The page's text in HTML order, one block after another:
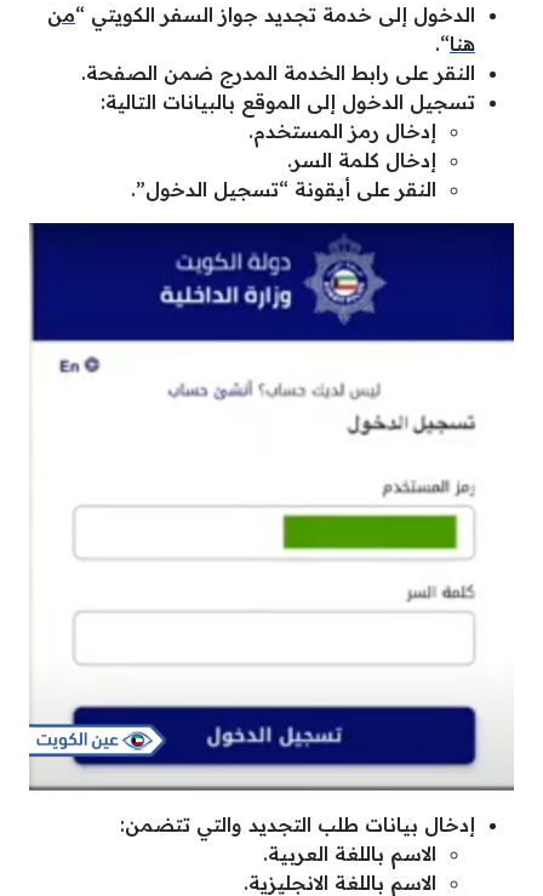
الدخول إلى خدمة تجديد جواز السفر الكويتي “من
هنا“.
النقر على رابط الخدمة المدرج ضمن الصفحة.
تسجيل الدخول إلى الموقع بالبيانات التالية:
إدخال رمز المستخدم.
إدخال كلمة السر.
النقر على أيقونة “تسجيل الدخول”.
إدخال بيانات طلب التجديد والتي تتضمن:
الاسم باللغة العربية.
الاسم باللغة الانجليزية.